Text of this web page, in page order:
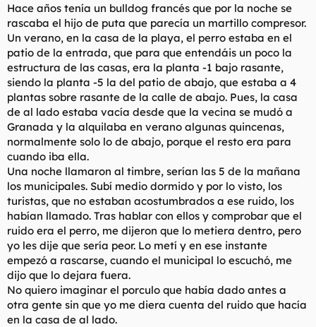
:
Hace años tenía un bulldog francés que por la noche se
rascaba el hijo de puta que parecía un martillo compresor.
Un verano, en la casa de la playa, el perro estaba en el
patio de la entrada, que para que entendáis un poco la
estructura de las casas, era la planta -1 bajo rasante,
siendo la planta -5 la del patio de abajo, que estaba a 4
plantas sobre rasante de la calle de abajo. Pues, la casa
de al lado estaba vacía desde que la vecina se mudó a
Granada y la alquilaba en verano algunas quincenas,
normalmente solo lo de abajo, porque el resto era para
cuando iba ella.
Una noche llamaron al timbre, serían las 5 de la mañana
los municipales. Subí medio dormido y por lo visto, los
turistas, que no estaban acostumbrados a ese ruido, los
habían llamado. Tras hablar con ellos y comprobar que el
ruido era el perro, me dijeron que lo metiera dentro, pero
yo les dije que sería peor. Lo metí y en ese instante
empezó a rascarse, cuando el municipal lo escuchó, me
dijo que lo dejara fuera.
No quiero imaginar el porculo que había dado antes a
otra gente sin que yo me diera cuenta del ruido que hacía
en la casa de al lado.